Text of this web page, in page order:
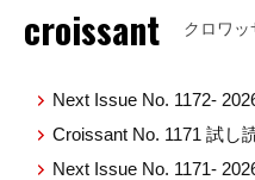
croissant クロワッ
Next Issue No. 1172-
Croissant No. 1171 試し
Next Issue No. 1171-